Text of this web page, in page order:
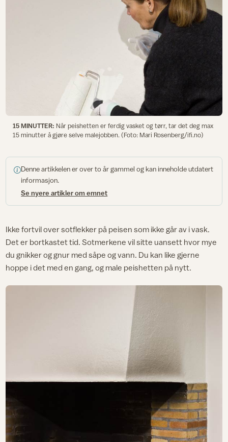
15 MINUTTER: Når peishetten er ferdig vasket og tørr, tar det deg max
15 minutter å gjøre selve malejobben. (Foto: Mari Rosenberg/ifi.no)
Denne artikkelen er over to år gammel og kan inneholde utdatert
informasjon.
Se nyere artikler om emnet
Ikke fortvil over sotflekker på peisen som ikke går av i vask.
Det er bortkastet tid. Sotmerkene vil sitte uansett hvor mye
du gnikker og gnur med såpe og vann. Du kan like gjerne
hoppe i det med en gang, og male peishetten på nytt.